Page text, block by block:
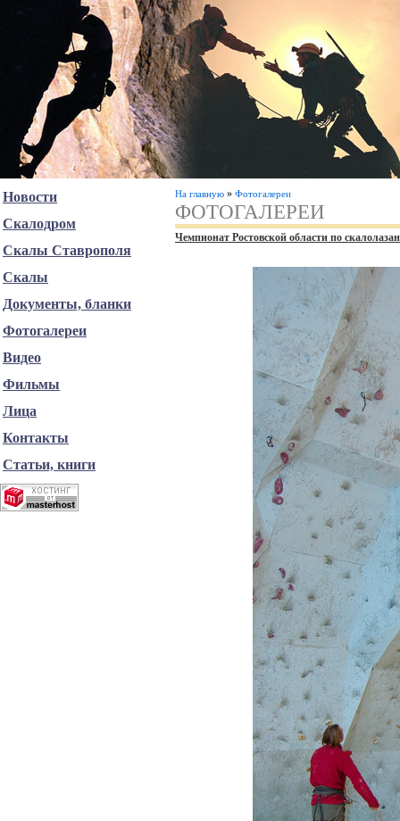
На главную » Фотогалереи
ФОТОГАЛЕРЕИ
Чемпионат Ростовской области по
Новости
Скалодром
Скалы Ставрополя
Скалы
Документы, бланки
Фотогалереи
Видео
Фильмы
Лица
Контакты
Статьи, книги